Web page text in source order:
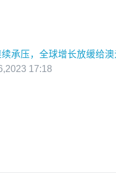
承压，全球增长放缓给澳
17:18